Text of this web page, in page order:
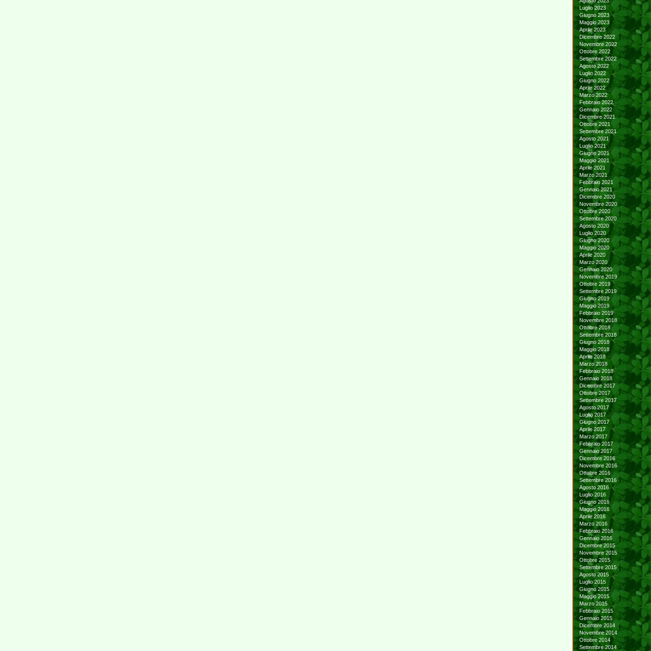
Luglio 2023
Giugno 2023
Maggio 2023
Aprile 2023
Dicembre 2022
Novembre 2022
Ottobre 2022
Settembre 2022
Agosto 2022
Luglio 2022
Giugno 2022
Aprile 2022
Marzo 2022
Febbraio 2022
Gennaio 2022
Dicembre 2021
Ottobre 2021
Settembre 2021
Agosto 2021
Luglio 2021
Giugno 2021
Maggio 2021
Aprile 2021
Marzo 2021
Febbraio 2021
Gennaio 2021
Dicembre 2020
Novembre 2020
Ottobre 2020
Settembre 2020
Agosto 2020
Luglio 2020
Giugno 2020
Maggio 2020
Aprile 2020
Marzo 2020
Gennaio 2020
Novembre 2019
Ottobre 2019
Settembre 2019
Giugno 2019
Maggio 2019
Febbraio 2019
Novembre 2018
Ottobre 2018
Settembre 2018
Giugno 2018
Maggio 2018
Aprile 2018
Marzo 2018
Febbraio 2018
Gennaio 2018
Dicembre 2017
Ottobre 2017
Settembre 2017
Agosto 2017
Luglio 2017
Giugno 2017
Aprile 2017
Marzo 2017
Febbraio 2017
Gennaio 2017
Dicembre 2016
Novembre 2016
Ottobre 2016
Settembre 2016
Agosto 2016
Luglio 2016
Giugno 2016
Maggio 2016
Aprile 2016
Marzo 2016
Febbraio 2016
Gennaio 2016
Dicembre 2015
Novembre 2015
Ottobre 2015
Settembre 2015
Agosto 2015
Luglio 2015
Giugno 2015
Maggio 2015
Marzo 2015
Febbraio 2015
Gennaio 2015
Dicembre 2014
Novembre 2014
Ottobre 2014
Settembre 2014